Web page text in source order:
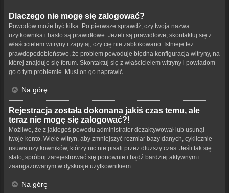
Dlaczego nie mogę się zalogować?
Powodów może być kilka. Po pierwsze sprawdź, czy twoja nazwa
użytkownika i hasło są prawidłowe. Jeżeli są prawidłowe, skontaktuj się z
właścicielem witryny i zapytaj, czy cię nie zablokowano. Istnieje też
prawdopodobieństwo, że problem powoduje błędna konfiguracja witryny, na
której znajduje się forum. Skontaktuj się z właścicielem witryny i powiadom
go o tym problemie. Musi on go naprawić.
Na górę
Rejestracja została dokonana jakiś czas temu, ale
teraz nie mogę się zalogować?!
Możliwe, że z jakiegoś powodu administrator dezaktywował lub usunął
twoje konto. Wiele witryn, aby zmniejszyć rozmiar bazy danych, cyklicznie
usuwa użytkowników, którzy nic nie pisali przez dłuższy czas. Jeśli tak się
stało, spróbuj zarejestrować się ponownie i bądź bardziej aktywnym i
zaangażowanym w dyskusje użytkownikiem.
Na górę